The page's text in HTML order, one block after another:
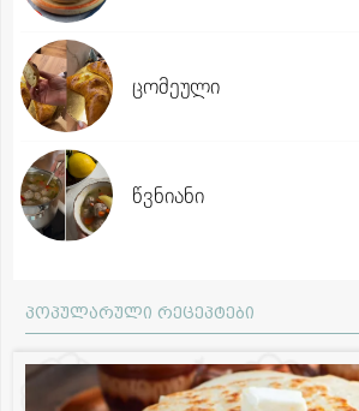
ცომეული
წვნიანი
პოპულარული რეცეპტები